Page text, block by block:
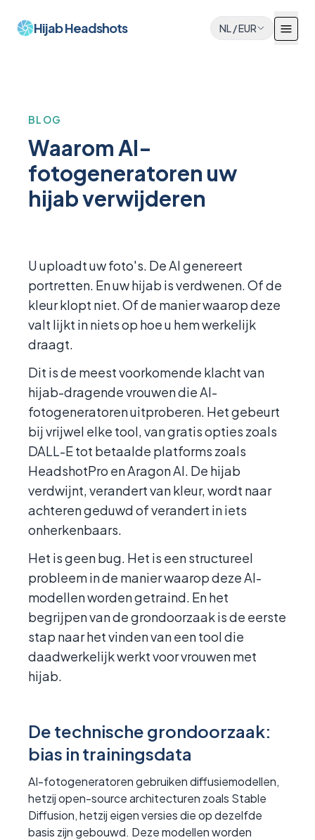
Hijab Headshots NL/EUR
BLOG
Waarom AI-
fotogeneratoren uw
hijab verwijderen
U uploadt uw foto's. De AI genereert
portretten. En uw hijab is verdwenen. Of de
kleur klopt niet. Of de manier waarop deze
valt lijkt in niets op hoe u hem werkelijk
draagt.
Dit is de meest voorkomende klacht van
hijab-dragende vrouwen die AI-
fotogeneratoren uitproberen. Het gebeurt
bij vrijwel elke tool, van gratis opties zoals
DALL-E tot betaalde platforms zoals
HeadshotPro en Aragon AI. De hijab
verdwijnt, verandert van kleur, wordt naar
achteren geduwd of verandert in iets
onherkenbaars.
Het is geen bug. Het is een structureel
probleem in de manier waarop deze AI-
modellen worden getraind. En het
begrijpen van de grondoorzaak is de eerste
stap naar het vinden van een tool die
daadwerkelijk werkt voor vrouwen met
hijab.
De technische grondoorzaak:
bias in trainingsdata
AI-fotogeneratoren gebruiken diffusiemodellen,
hetzij open-source architecturen zoals Stable
Diffusion, hetzij eigen versies die op dezelfde
basis zijn gebouwd. Deze modellen worden